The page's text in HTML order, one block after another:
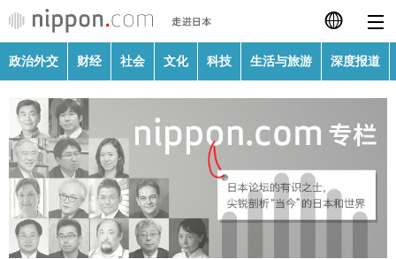
日本語
Français
政治外交
财经
政治外交 财经 社会 文化 科技 生活与旅游 深度报道